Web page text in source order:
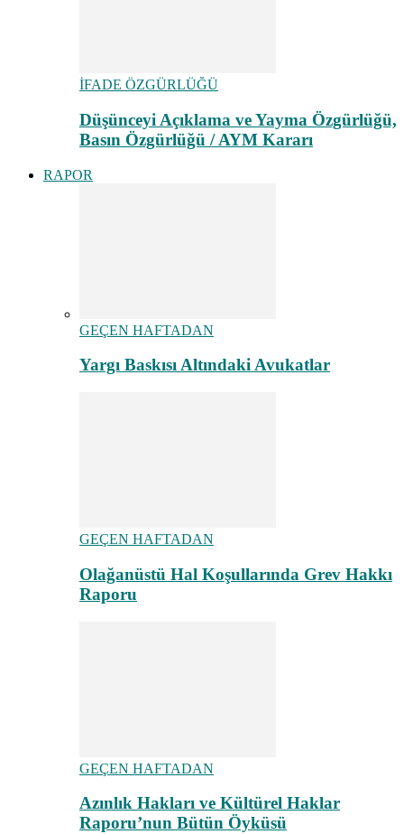
İFADE ÖZGÜRLÜĞÜ
Düşünceyi Açıklama ve Yayma Özgürlüğü,
Basın Özgürlüğü / AYM Kararı
RAPOR
GEÇEN HAFTADAN
Yargı Baskısı Altındaki Avukatlar
GEÇEN HAFTADAN
Olağanüstü Hal Koşullarında Grev Hakkı
Raporu
GEÇEN HAFTADAN
Azınlık Hakları ve Kültürel Haklar
Raporu’nun Bütün Öyküsü